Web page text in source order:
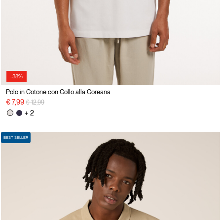
-38%
Polo in Cotone con Collo alla Coreana
€ 7,99 Price reduced from
€ 12,99to
+ 2
BEST SELLER